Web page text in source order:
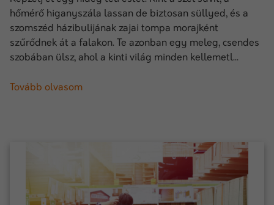
hőmérő higanyszála lassan de biztosan süllyed, és a
szomszéd házibulijának zajai tompa morajként
szűrődnek át a falakon. Te azonban egy meleg, csendes
szobában ülsz, ahol a kinti világ minden kellemetl...
Tovább olvasom